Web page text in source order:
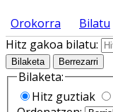
Orokorra Bilatu
Hitz gakoa bilatu:
Bilaketa Berrezarri
Bilaketa:
Hitz guztiak